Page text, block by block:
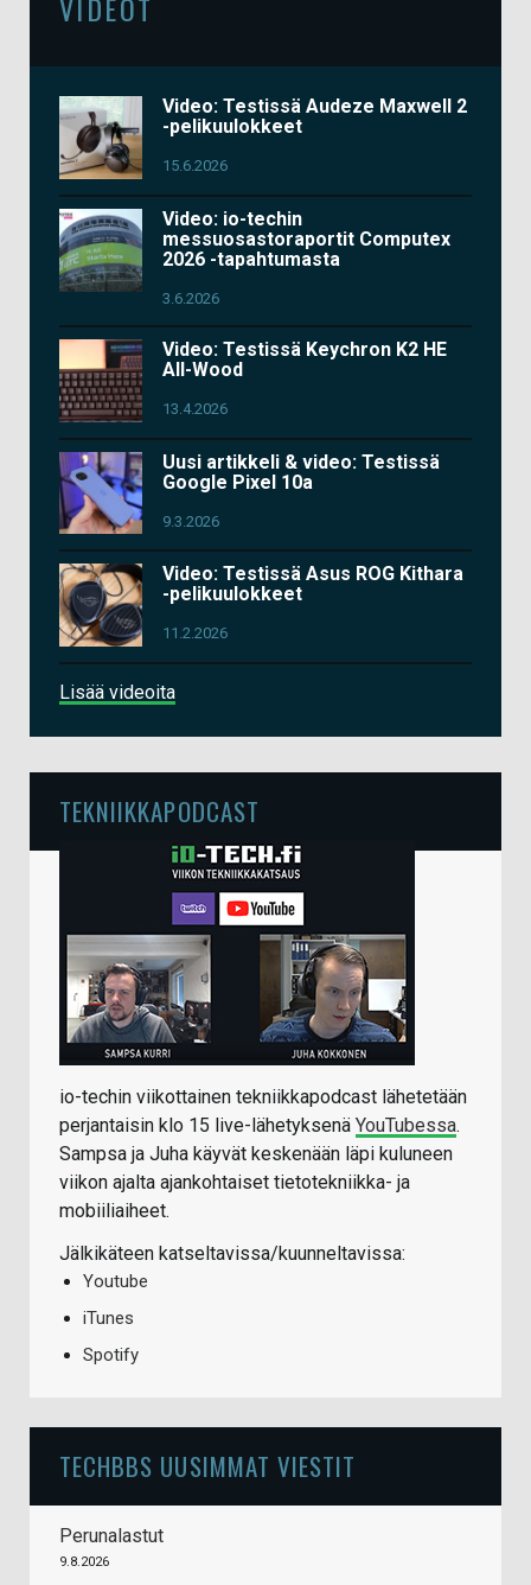
VIDEOT
Video: Testissä Audeze Maxwell 2
-pelikuulokkeet
15.6.2026
Video: io-techin
messuosastoraportit Computex
2026 -tapahtumasta
3.6.2026
Video: Testissä Keychron K2 HE
All-Wood
13.4.2026
Uusi artikkeli & video: Testissä
Google Pixel 10a
9.3.2026
Video: Testissä Asus ROG Kithara
-pelikuulokkeet
11.2.2026
Lisää videoita
TEKNIIKKAPODCAST
io-techin viikottainen tekniikkapodcast lähetetään
perjantaisin klo 15 live-lähetyksenä YouTubessa.
Sampsa ja Juha käyvät keskenään läpi kuluneen
viikon ajalta ajankohtaiset tietotekniikka- ja
mobiiliaiheet.
Jälkikäteen katseltavissa/kuunneltavissa:
Youtube
iTunes
Spotify
TECHBBS UUSIMMAT VIESTIT
Perunalastut
9.8.2026